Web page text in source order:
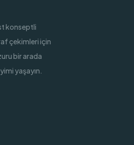
konseptli
çekimleri için
bir arada
yaşayın.